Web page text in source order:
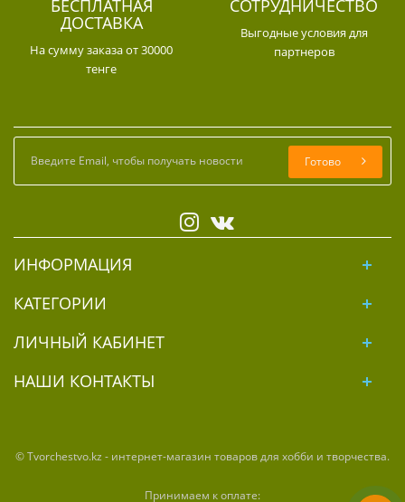
БЕСПЛАТНАЯ
ДОСТАВКА
На сумму заказа от 30000
тенге
СОТРУДНИЧЕСТВО
Выгодные условия для
партнеров
Готово
ИНФОРМАЦИЯ
КАТЕГОРИИ
ЛИЧНЫЙ КАБИНЕТ
НАШИ КОНТАКТЫ
© Tvorchestvo.kz - интернет-магазин товаров для хобби и творчества.
Принимаем к оплате: